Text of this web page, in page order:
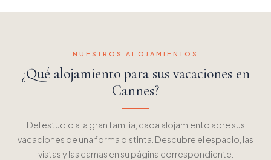
NUESTROS ALOJAMIENTOS
¿Qué alojamiento para sus vacaciones en
Cannes?
Del estudio a la gran familia, cada alojamiento abre sus
vacaciones de una forma distinta. Descubre el espacio, las
vistas y las camas en su página correspondiente.